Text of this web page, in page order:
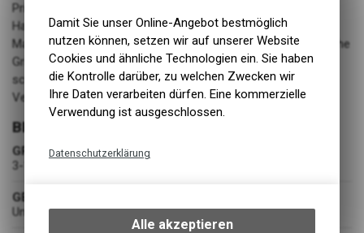
PrimaLoft® Active Gold Fütterung wunderbar warm. Die
Handinnenfläche ist aus weichem, robustem und griffigem
Material gefertigt und ein Silikon-Aufdruck sorgt für zusätzliche
Griffigkeit. Gefertigt mit einem Bändel ums Handgelenk
schützen die Handschuhe vor dem Verlieren, Vergessen und
Verlegen.
BEKLEIDUNG
GRÖSSE
3-104/110
GESCHLECHT
Unisex
Damit Sie unser Online-Angebot bestmöglich
nutzen können, setzen wir auf unserer Website
Cookies und ähnliche Technologien ein. Sie haben
die Kontrolle darüber, zu welchen Zwecken wir
Ihre Daten verarbeiten dürfen. Eine kommerzielle
Verwendung ist ausgeschlossen.
Datenschutzerklärung
bestimmte Interaktionen und
Alle akzeptieren